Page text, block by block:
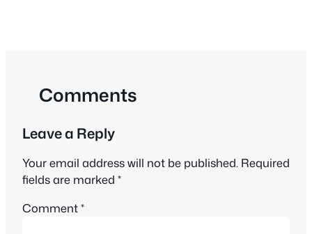
Comments
Leave a Reply
Your email address will not be published. Required
fields are marked *
Comment*